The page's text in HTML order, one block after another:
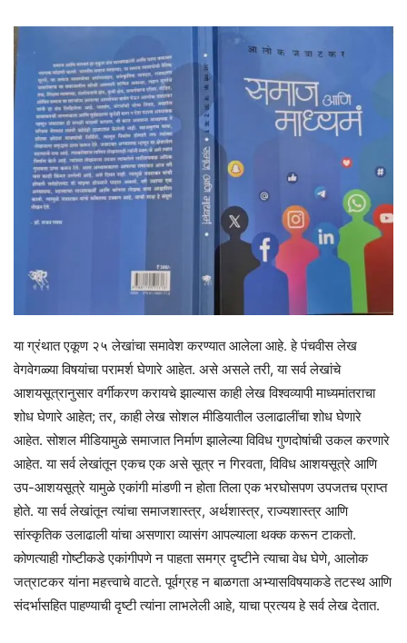
या ग्रंथात एकूण २५ लेखांचा समावेश करण्यात आलेला आहे. हे पंचवीस लेख
वेगवेगळ्या विषयांचा परामर्श घेणारे आहेत. असे असले तरी, या सर्व लेखांचे
आशयसूत्रानुसार वर्गीकरण करायचे झाल्यास काही लेख विश्वव्यापी माध्यमांतराचा
शोध घेणारे आहेत; तर, काही लेख सोशल मीडियातील उलाढालींचा शोध घेणारे
आहेत. सोशल मीडियामुळे समाजात निर्माण झालेल्या विविध गुणदोषांची उकल करणारे
आहेत. या सर्व लेखांतून एकच एक असे सूत्र न गिरवता, विविध आशयसूत्रे आणि
उप-आशयसूत्रे यामुळे एकांगी मांडणी न होता तिला एक भरघोसपण उपजतच प्राप्त
होते. या सर्व लेखांतून त्यांचा समाजशास्त्र, अर्थशास्त्र, राज्यशास्त्र आणि
सांस्कृतिक उलाढाली यांचा असणारा व्यासंग आपल्याला थक्क करून टाकतो.
कोणत्याही गोष्टीकडे एकांगीपणे न पाहता समग्र दृष्टीने त्याचा वेध घेणे, आलोक
जत्राटकर यांना महत्त्वाचे वाटते. पूर्वग्रह न बाळगता अभ्यासविषयाकडे तटस्थ आणि
संदर्भासहित पाहण्याची दृष्टी त्यांना लाभलेली आहे, याचा प्रत्यय हे सर्व लेख देतात.